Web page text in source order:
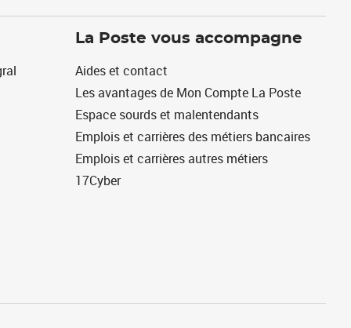
La Poste vous accompagne
Aides et contact
Les avantages de Mon Compte La Poste
Espace sourds et malentendants
Emplois et carrières des métiers bancaires
Emplois et carrières autres métiers
17Cyber